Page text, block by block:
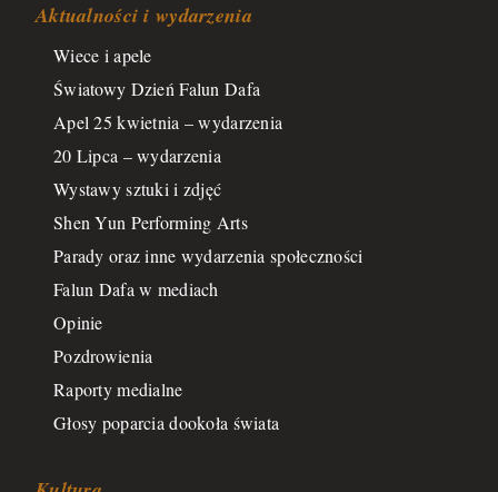
Aktualności i wydarzenia
Wiece i apele
Światowy Dzień Falun Dafa
Apel 25 kwietnia – wydarzenia
20 Lipca – wydarzenia
Wystawy sztuki i zdjęć
Shen Yun Performing Arts
Parady oraz inne wydarzenia społeczności
Falun Dafa w mediach
Opinie
Pozdrowienia
Raporty medialne
Głosy poparcia dookoła świata